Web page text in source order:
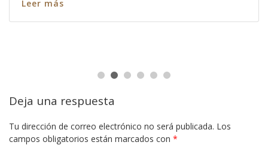
Leer más
Deja una respuesta
Tu dirección de correo electrónico no será publicada. Los
campos obligatorios están marcados con *